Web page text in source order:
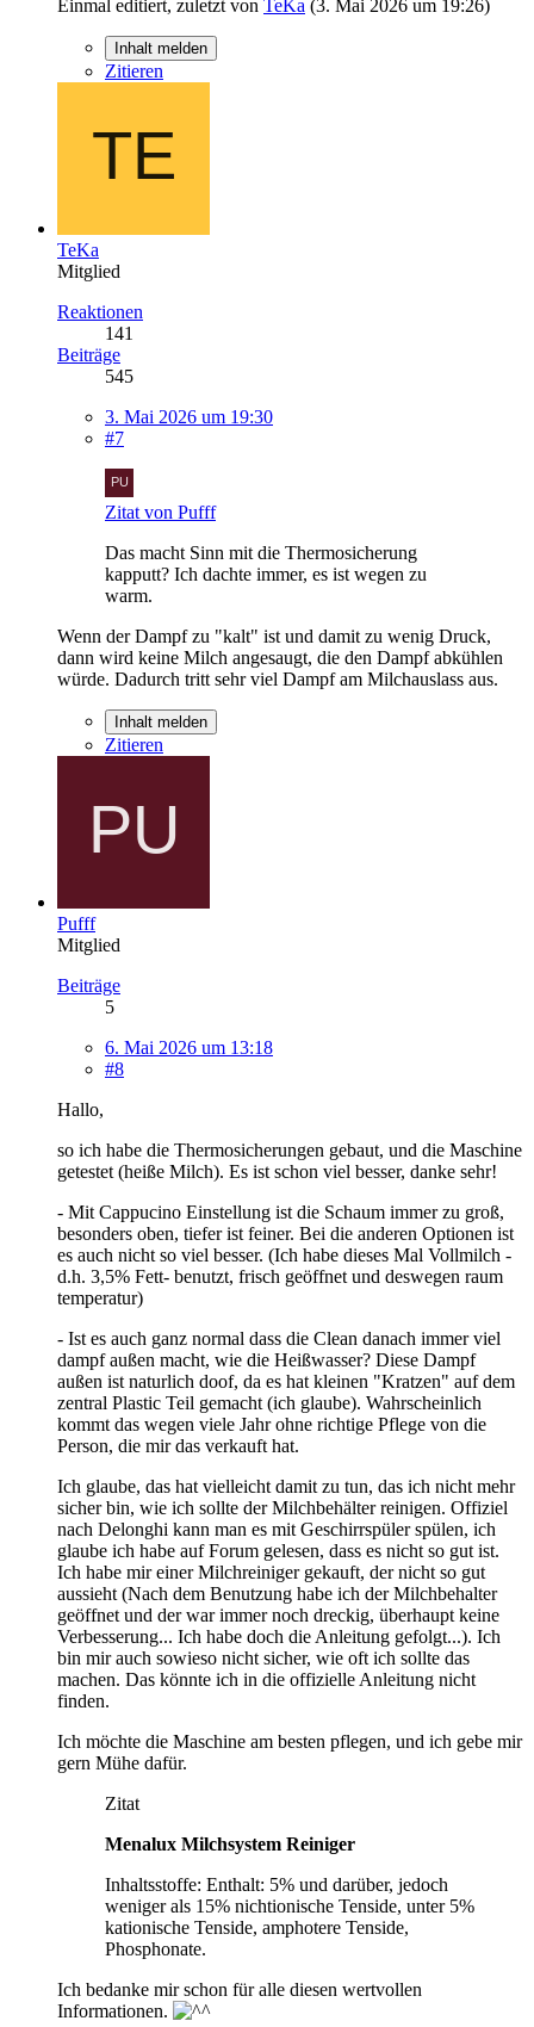
Einmal editiert, zuletzt von TeKa (3. Mai 2026 um 19:26)
Inhalt melden
Zitieren
TeKa
Mitglied
Reaktionen
141
Beiträge
545
3. Mai 2026 um 19:30
#7
Zitat von Pufff
Das macht Sinn mit die Thermosicherung
kapputt? Ich dachte immer, es ist wegen zu
warm.
Wenn der Dampf zu "kalt" ist und damit zu wenig Druck,
dann wird keine Milch angesaugt, die den Dampf abkühlen
würde. Dadurch tritt sehr viel Dampf am Milchauslass aus.
Inhalt melden
Zitieren
Pufff
Mitglied
Beiträge
5
6. Mai 2026 um 13:18
#8
Hallo,
so ich habe die Thermosicherungen gebaut, und die Maschine
getestet (heiße Milch). Es ist schon viel besser, danke sehr!
- Mit Cappucino Einstellung ist die Schaum immer zu groß,
besonders oben, tiefer ist feiner. Bei die anderen Optionen ist
es auch nicht so viel besser. (Ich habe dieses Mal Vollmilch -
d.h. 3,5% Fett- benutzt, frisch geöffnet und deswegen raum
temperatur)
- Ist es auch ganz normal dass die Clean danach immer viel
dampf außen macht, wie die Heißwasser? Diese Dampf
außen ist naturlich doof, da es hat kleinen "Kratzen" auf dem
zentral Plastic Teil gemacht (ich glaube). Wahrscheinlich
kommt das wegen viele Jahr ohne richtige Pflege von die
Person, die mir das verkauft hat.
Ich glaube, das hat vielleicht damit zu tun, das ich nicht mehr
sicher bin, wie ich sollte der Milchbehälter reinigen. Offiziel
nach Delonghi kann man es mit Geschirrspüler spülen, ich
glaube ich habe auf Forum gelesen, dass es nicht so gut ist.
Ich habe mir einer Milchreiniger gekauft, der nicht so gut
aussieht (Nach dem Benutzung habe ich der Milchbehalter
geöffnet und der war immer noch dreckig, überhaupt keine
Verbesserung... Ich habe doch die Anleitung gefolgt...). Ich
bin mir auch sowieso nicht sicher, wie oft ich sollte das
machen. Das könnte ich in die offizielle Anleitung nicht
finden.
Ich möchte die Maschine am besten pflegen, und ich gebe mir
gern Mühe dafür.
Zitat
Menalux Milchsystem Reiniger
Inhaltsstoffe: Enthalt: 5% und darüber, jedoch
weniger als 15% nichtionische Tenside, unter 5%
kationische Tenside, amphotere Tenside,
Phosphonate.
Ich bedanke mir schon für alle diesen wertvollen
Informationen.